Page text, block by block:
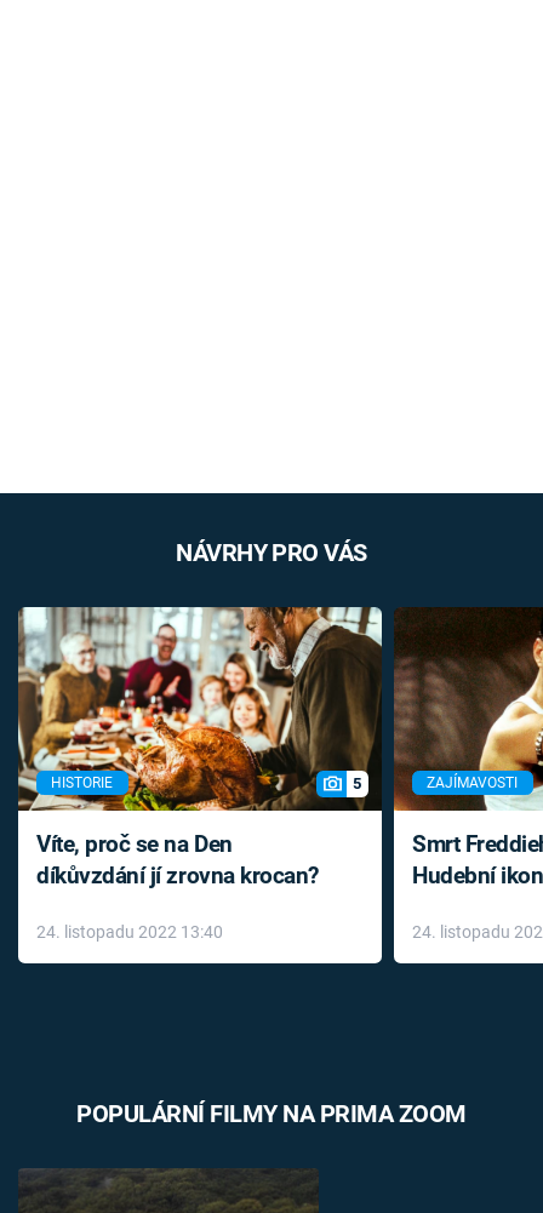
NÁVRHY PRO VÁS
HISTORIE 5
Víte, proč se na Den
díkůvzdání jí zrovna krocan?
24. listopadu 2022 13:40
ZAJÍMAVOSTI
Smrt
Hudební
léky
24. listopadu
POPULÁRNÍ FILMY NA PRIMA ZOOM